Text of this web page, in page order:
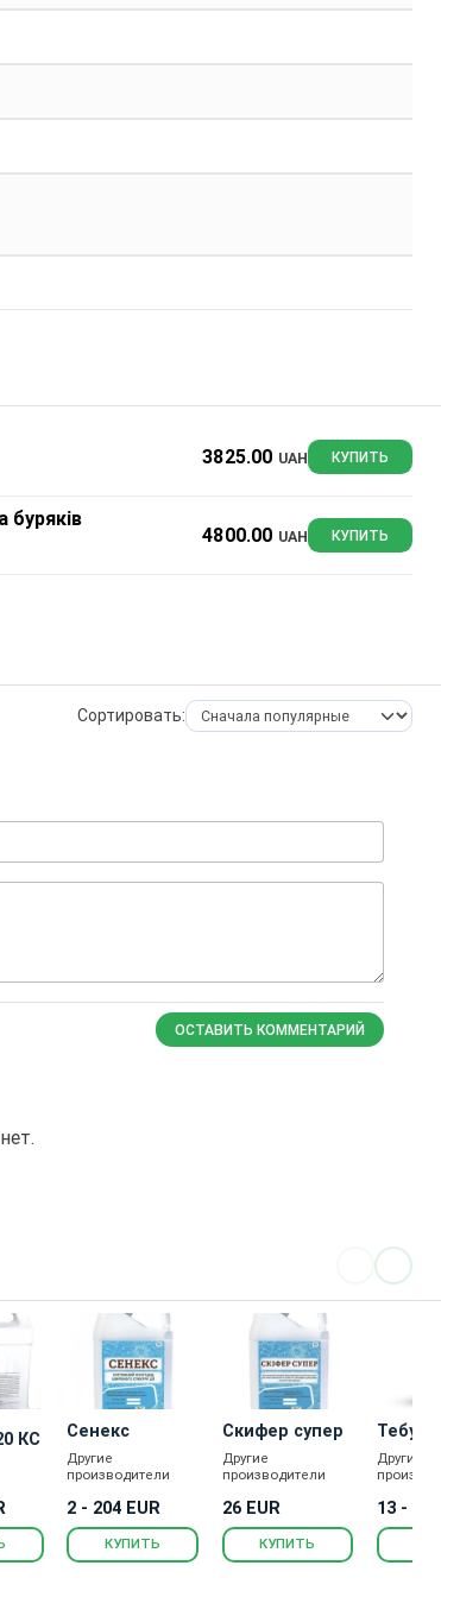
3825.00 UAH КУПИТЬ
буряків
4800.00 UAH КУПИТЬ
Сортировать:
ОСТАВИТЬ КОММЕНТАРИЙ
КС Сенекс
Другие
производители
2 - 204 EUR
КУПИТЬ
Скифер супер
Другие
производители
26 EUR
КУПИТЬ
Тебу Топ
Другие
13 - 65